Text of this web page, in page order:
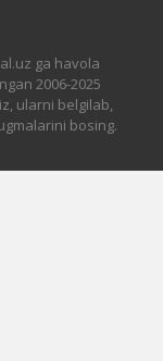
ga havola
2006-2025
ularni belgilab,
bosing.